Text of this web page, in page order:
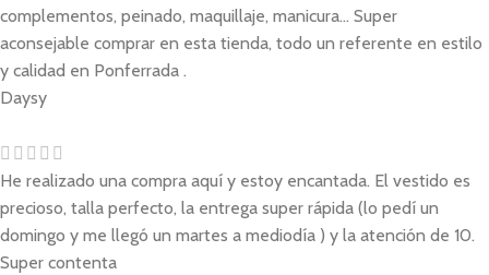
complementos, peinado, maquillaje, manicura... Super
aconsejable comprar en esta tienda, todo un referente en estilo
y calidad en Ponferrada .
Daysy
He realizado una compra aquí y estoy encantada. El vestido es
precioso, talla perfecto, la entrega super rápida (lo pedí un
domingo y me llegó un martes a mediodía ) y la atención de 10.
Super contenta